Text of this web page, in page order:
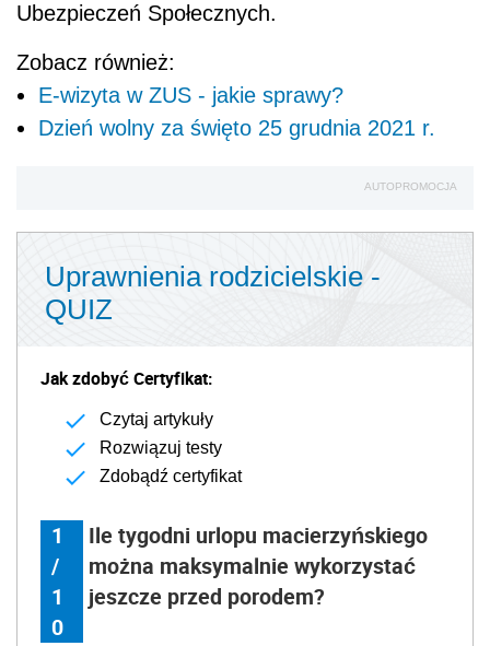
Ubezpieczeń Społecznych.
Zobacz również:
E-wizyta w ZUS - jakie sprawy?
Dzień wolny za święto 25 grudnia 2021 r.
AUTOPROMOCJA
Uprawnienia rodzicielskie -
QUIZ
Jak zdobyć Certyfikat:
Czytaj artykuły
Rozwiązuj testy
Zdobądź certyfikat
1
/
1
0
Ile tygodni urlopu macierzyńskiego
można maksymalnie wykorzystać
jeszcze przed porodem?